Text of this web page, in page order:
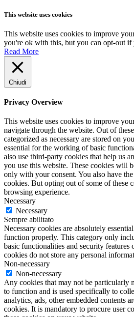
This website uses cookies
This website uses cookies to improve
you're ok with this, but you can opt-out if
Read More
Chiudi
Privacy Overview
This website uses cookies to improve
navigate through the website. Out of
categorized as necessary are stored on
essential for the working of basic
also use third-party cookies that help us
you use this website. These cookies will
only with your consent. You also have
cookies. But opting out of some of these
browsing experience.
Necessary
Necessary
Sempre abilitato
Necessary cookies are absolutely
function properly. This category only
basic functionalities and security features
cookies do not store any personal
Non-necessary
Non-necessary
Any cookies that may not be particularly
to function and is used specifically to
analytics, ads, other embedded contents
cookies. It is mandatory to procure user